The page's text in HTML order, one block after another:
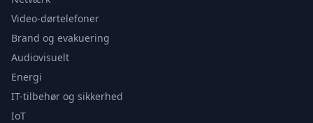
Video-dørtelefoner
Brand og evakuering
Audiovisuelt
Energi
IT-tilbehør og sikkerhed
IoT